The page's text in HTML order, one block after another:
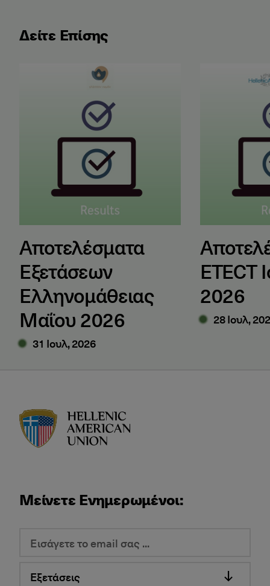
Δείτε Επίσης
Αποτελέσματα Εξετάσεων Ελληνομάθειας Μαΐου
Αποτελέσματα
Εξετάσεων
Ελληνομάθειας
Μαΐου 2026
31 Ιουλ, 2026
ETECT
2026
28 Ιουλ,
Μείνετε Ενημερωμένοι:
Εξετάσεις